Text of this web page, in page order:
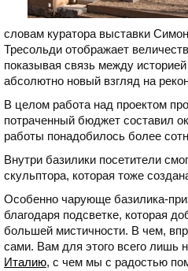
словам куратора выставки
Тресольди отображает
показывая связь между
абсолютно новый взгляд на
В целом работа над проектом
потраченный бюджет составил
работы понадобилось более
Внутри базилики посетители
скульптора, которая тоже
Особенно чарующе базилика-
благодаря подсветке, которая
большей мистичности. В чем,
сами. Вам для этого всего лишь
Италию, с чем мы с радостью